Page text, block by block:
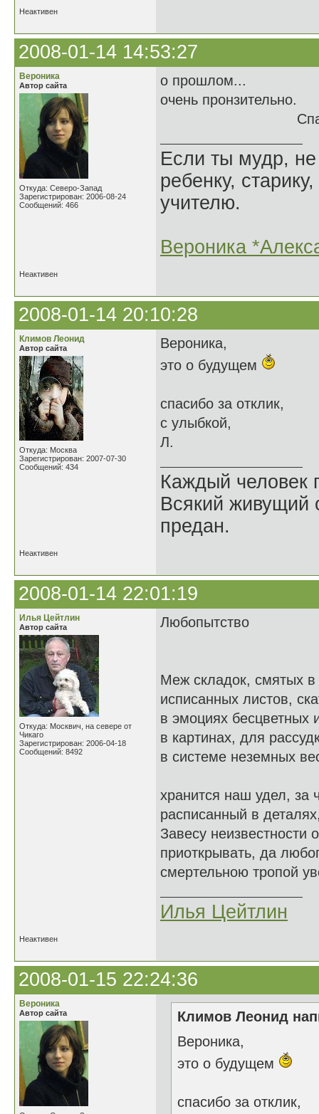
Неактивен
2008-01-14 14:53:27
Вероника
Автор сайта
Откуда: Северо-Запад
Зарегистрирован: 2006-08-24
Сообщений: 466
о прошлом...
очень пронзительно.
Если ты мудр, не
ребенку,
учителю.
Вероника
Неактивен
2008-01-14 20:10:28
Климов Леонид
Автор сайта
Откуда: Москва
Зарегистрирован: 2007-07-30
Сообщений: 434
Вероника,
это о будущем
спасибо за отклик,
с улыбкой,
Л.
Каждый человек
Всякий живущий
предан.
Неактивен
2008-01-14 22:01:19
Илья Цейтлин
Автор сайта
Откуда: Москвич, на севере от
Чикаго
Зарегистрирован: 2006-04-18
Сообщений: 8492
Любопытство
Меж складок, смятых в
исписанных листов,
в эмоциях бесцветных
в картинах, для
в системе неземных
хранится наш удел, за
расписанный в
Завесу неизвестности
приоткрывать, да
смертельною тропой
Илья Цейтлин
Неактивен
2008-01-15 22:24:36
Вероника
Автор сайта
Климов Леонид
Вероника,
это о будущем
спасибо за отклик,